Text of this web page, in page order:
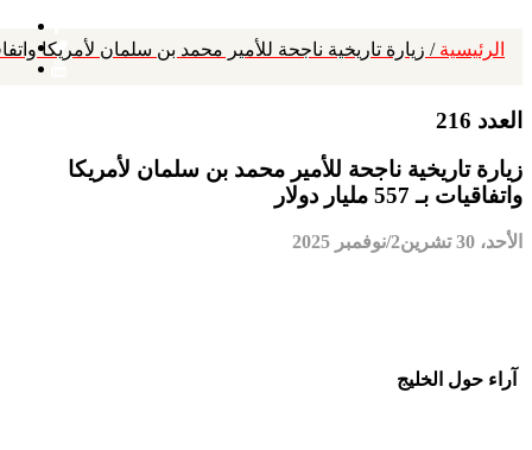
الرئيسية / زيارة تاريخية ناجحة للأمير محمد بن سلمان لأمريكا واتفاقيات بـ 557
العدد 216
زيارة تاريخية ناجحة للأمير محمد بن سلمان لأمريكا
واتفاقيات بـ 557 مليار دولار
الأحد، 30 تشرين2/نوفمبر 2025
آراء حول الخليج